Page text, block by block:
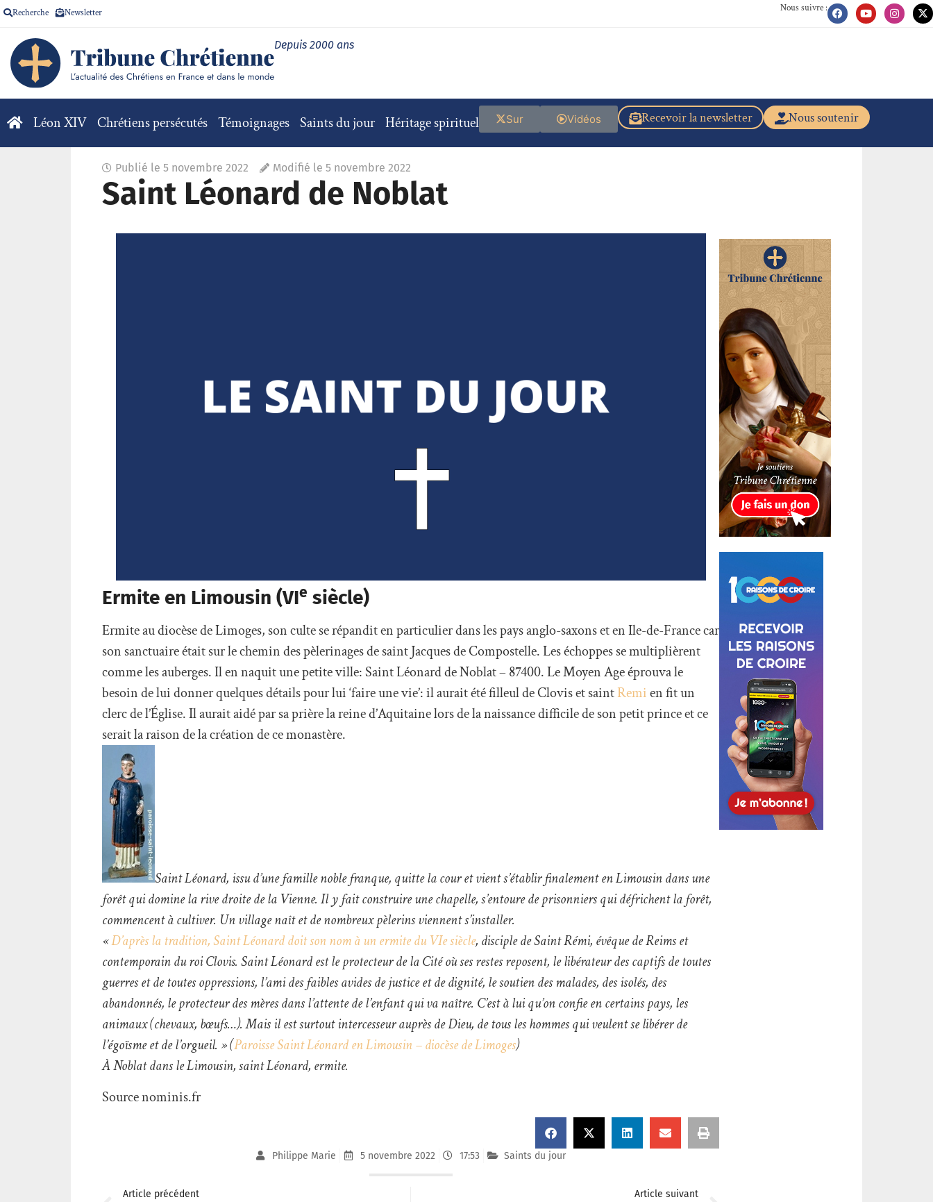
Recherche Newsletter Nous suivre :
Depuis 2000 ans
Léon XIV Chrétiens persécutés Témoignages Saints du jour Héritage spirituel Nous soutenir
Recevoir la newsletter
Vidéos
Sur
Publié le 5 novembre 2022 Modifié le 5 novembre 2022
Saint Léonard de Noblat
Ermite en Limousin (VIe siècle)
Ermite au diocèse de Limoges, son culte se répandit en particulier dans les pays anglo-saxons et en Ile-de-France car
son sanctuaire était sur le chemin des pèlerinages de saint Jacques de Compostelle. Les échoppes se multiplièrent
comme les auberges. Il en naquit une petite ville: Saint Léonard de Noblat – 87400. Le Moyen Age éprouva le
besoin de lui donner quelques détails pour lui ‘faire une vie’: il aurait été filleul de Clovis et saintRemien fit un
clerc de l’Église. Il aurait aidé par sa prière la reine d’Aquitaine lors de la naissance difficile de son petit prince et ce
serait la raison de la création de ce monastère.
Saint Léonard, issu d’une famille noble franque, quitte la cour et vient s’établir finalement en Limousin dans une
forêt qui domine la rive droite de la Vienne. Il y fait construire une chapelle, s’entoure de prisonniers qui défrichent la forêt,
commencent à cultiver. Un village naît et de nombreux pèlerins viennent s’installer.
«D’après la tradition, Saint Léonard doit son nom à un ermite du VIe siècle, disciple de Saint Rémi, évêque de Reims et
contemporain du roi Clovis. Saint Léonard est le protecteur de la Cité où ses restes reposent, le libérateur des captifs de toutes
guerres et de toutes oppressions, l’ami des faibles avides de justice et de dignité, le soutien des malades, des isolés, des
abandonnés, le protecteur des mères dans l’attente de l’enfant qui va naître. C’est à lui qu’on confie en certains pays, les
animaux (chevaux, bœufs…). Mais il est surtout intercesseur auprès de Dieu, de tous les hommes qui veulent se libérer de
l’égoïsme et de l’orgueil. » (Paroisse Saint Léonard en Limousin – diocèse de Limoges)
À Noblat dans le Limousin, saint Léonard, ermite.
Source nominis.fr
Philippe Marie 5 novembre 2022 17:53 Saints du jour
Article précédent Article suivant